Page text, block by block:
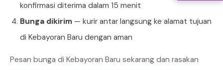
konfirmasi diterima dalam 15 menit
Bunga dikirim — kurir antar langsung ke alamat tujuan
di Kebayoran Baru dengan aman
Pesan bunga di Kebayoran Baru sekarang dan rasakan